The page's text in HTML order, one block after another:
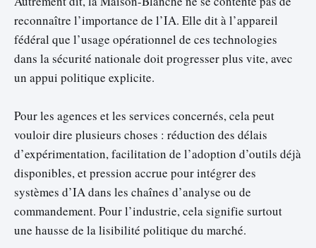
reconnaître l’importance de l’IA. Elle dit à l’appareil
fédéral que l’usage opérationnel de ces technologies
dans la sécurité nationale doit progresser plus vite, avec
un appui politique explicite.
Pour les agences et les services concernés, cela peut
vouloir dire plusieurs choses : réduction des délais
d’expérimentation, facilitation de l’adoption d’outils déjà
disponibles, et pression accrue pour intégrer des
systèmes d’IA dans les chaînes d’analyse ou de
commandement. Pour l’industrie, cela signifie surtout
une hausse de la lisibilité politique du marché.